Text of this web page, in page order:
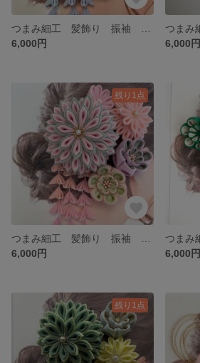
6,000円
6,000円
残り1点
6,000円
6,000円
残り1点